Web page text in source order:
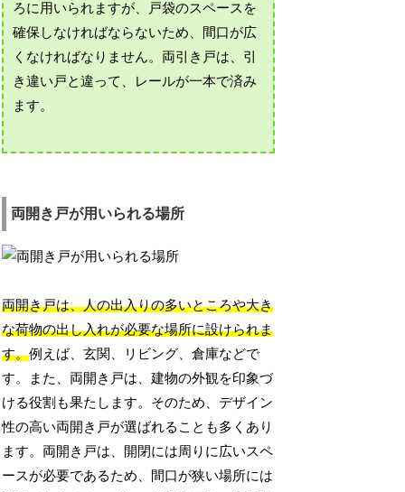
ろに用いられますが、戸袋のスペースを
確保しなければならないため、間口が広
くなければなりません。両引き戸は、引
き違い戸と違って、レールが一本で済み
ます。
両開き戸が用いられる場所
両開き戸は、人の出入りの多いところや大き
な荷物の出し入れが必要な場所に設けられま
す。例えば、玄関、リビング、倉庫などで
す。また、両開き戸は、建物の外観を印象づ
ける役割も果たします。そのため、デザイン
性の高い両開き戸が選ばれることも多くあり
ます。両開き戸は、開閉には周りに広いスペ
ースが必要であるため、間口が狭い場所には